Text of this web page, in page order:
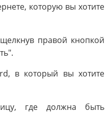
которую вы хотите
правой кнопкой
в который вы хотите
где должна быть